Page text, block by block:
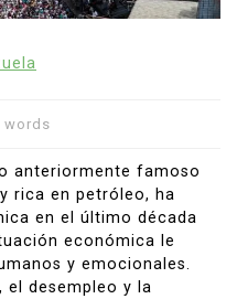
words
anteriormente famoso
rica en petróleo, ha
en el último década
económica le
y emocionales.
el desempleo y la